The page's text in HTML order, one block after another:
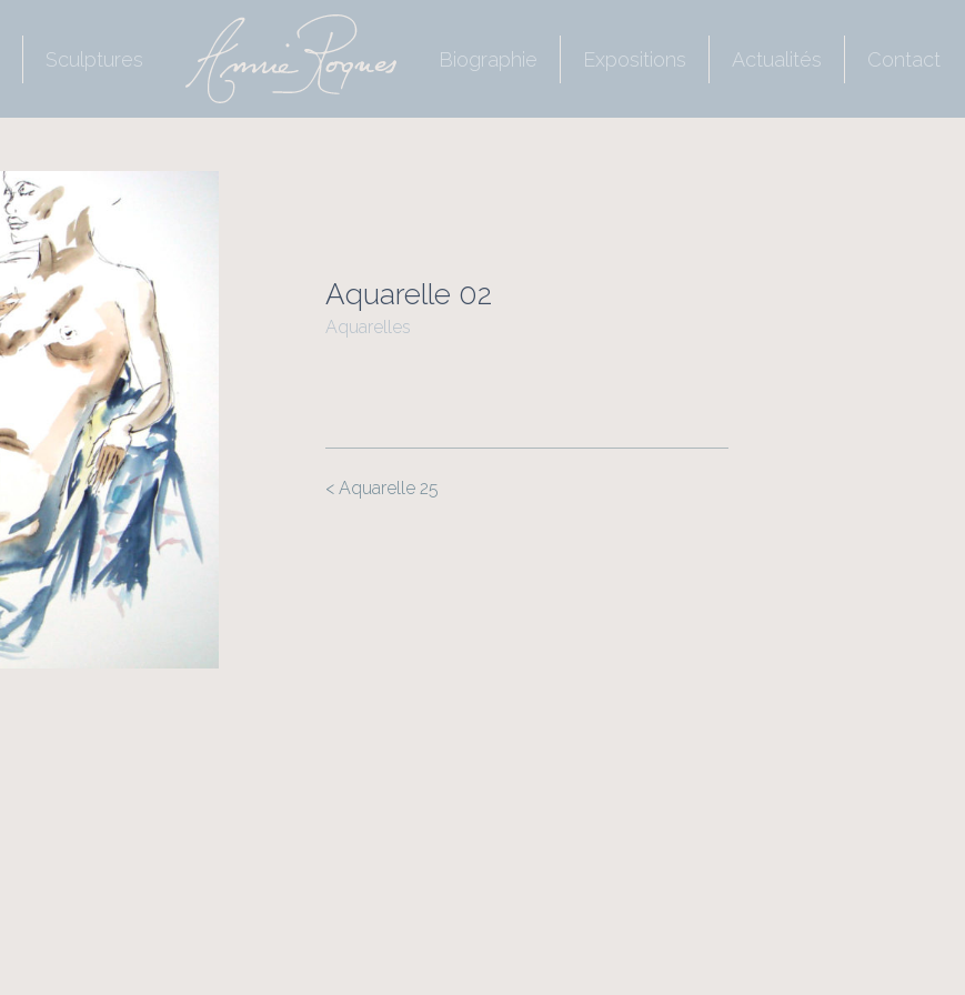
Sculptures Biographie Expositions Actualités Contact
Aquarelle 02
Aquarelles
< Aquarelle 25